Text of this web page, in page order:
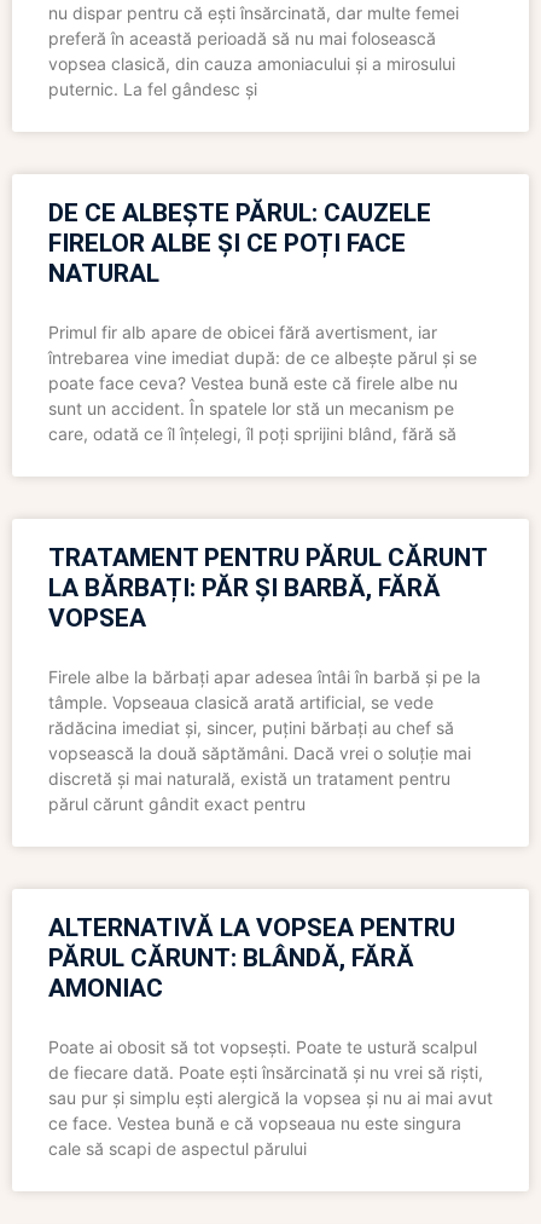
nu dispar pentru că ești însărcinată, dar multe femei
preferă în această perioadă să nu mai folosească
vopsea clasică, din cauza amoniacului și a mirosului
puternic. La fel gândesc și
DE CE ALBEȘTE PĂRUL: CAUZELE
FIRELOR ALBE ȘI CE POȚI FACE
NATURAL
Primul fir alb apare de obicei fără avertisment, iar
întrebarea vine imediat după: de ce albește părul și se
poate face ceva? Vestea bună este că firele albe nu
sunt un accident. În spatele lor stă un mecanism pe
care, odată ce îl înțelegi, îl poți sprijini blând, fără să
TRATAMENT PENTRU PĂRUL CĂRUNT
LA BĂRBAȚI: PĂR ȘI BARBĂ, FĂRĂ
VOPSEA
Firele albe la bărbați apar adesea întâi în barbă și pe la
tâmple. Vopseaua clasică arată artificial, se vede
rădăcina imediat și, sincer, puțini bărbați au chef să
vopsească la două săptămâni. Dacă vrei o soluție mai
discretă și mai naturală, există un tratament pentru
părul cărunt gândit exact pentru
ALTERNATIVĂ LA VOPSEA PENTRU
PĂRUL CĂRUNT: BLÂNDĂ, FĂRĂ
AMONIAC
Poate ai obosit să tot vopsești. Poate te ustură scalpul
de fiecare dată. Poate ești însărcinată și nu vrei să riști,
sau pur și simplu ești alergică la vopsea și nu ai mai avut
ce face. Vestea bună e că vopseaua nu este singura
cale să scapi de aspectul părului